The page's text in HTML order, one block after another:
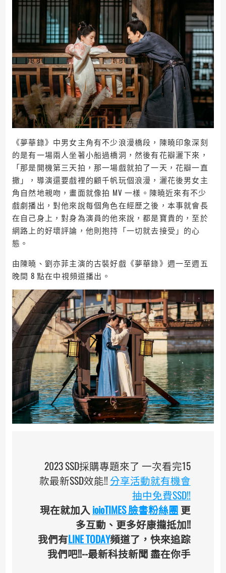
《夢華錄》中男女主角有不少浪漫橋段，陳曉印象深刻
的是有一場兩人坐著小船過橋洞，然後有花瓣灑下來，
「那是開機第三天拍，那一場戲就拍了一天，花瓣一直
撒」，導演還要戲裡的顧千帆玩個浪漫，灑花後男女主
角自然地親吻，畫面就像拍 MV 一樣。陳曉近來有不少
戲劇播出，對他來說每個角色在經歷之後，本事就會長
在自己身上，對身為演員的他來說，都是寶貴的，至於
網路上的好壞評論，他則抱持「一切就去接受」的心
態。
由陳曉、劉亦菲主演的古裝好戲《夢華錄》週一至週五
晚間 8 點在中視頻道播出。
2023 SSD採購專題來了 一次看完15
款最新SSD效能!!分享活動就有機會
抽中免費SSD!!
現在就加入 ioioTIMES 臉書粉絲團 更
多互動、更多好康攏抵加!!
我們有LINE TODAY頻道了，快來追踪
我們吧!!--最新科技新聞 盡在你手